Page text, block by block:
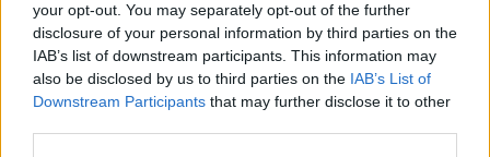
your opt-out. You may separately opt-out of the further
disclosure of your personal information by third parties on the
IAB’s list of downstream participants. This information may
also be disclosed by us to third parties on the IAB’s List of
Downstream Participants that may further disclose it to other